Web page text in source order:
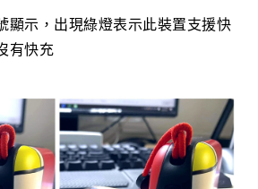
顯示，出現綠燈表示此裝置支援快
有快充